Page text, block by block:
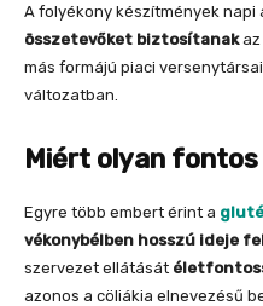
A folyékony készítmények napi
összetevőket biztosítanakaz
más formájú piaci
változatban.
Miért olyan fontos
Egyre több embert érint a
vékonybélben hosszú ideje
szervezet ellátását
azonos a cöliákia elnevezésű